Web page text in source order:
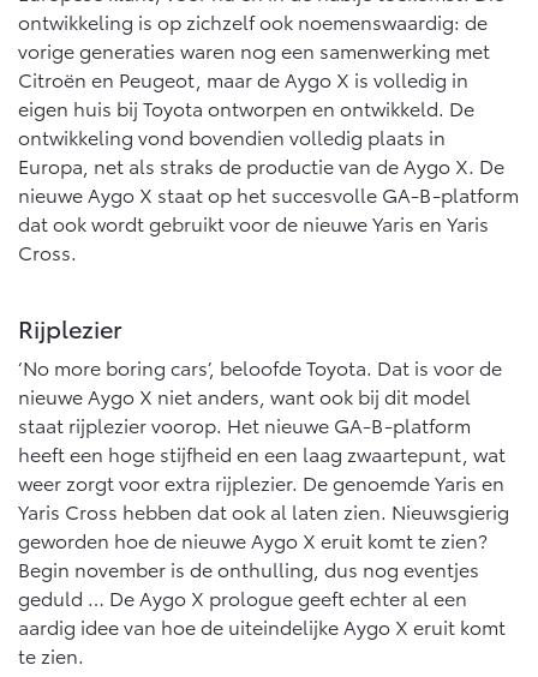
bZ4X
BATTERIJ-ELEKTRISCH
Vanaf € 39.995,-
bZ4X Touring
BATTERIJ-ELEKTRISCH
Vanaf € 48.995,-
WATERSTOF-ELEKTRISCH
Vanaf € 76.695,- Vanaf € 27.945,-
Proace (excl. BTW)
OOK ALS BATTERIJ-
ELEKTRISCH
Proace Verso
BATTERIJ-ELEKTRISCH
Navigatie updates
ontwikkeling is op zichzelf ook noemenswaardig: de
vorige generaties waren nog een samenwerking met
Citroën en Peugeot, maar de Aygo X is volledig in
eigen huis bij Toyota ontworpen en ontwikkeld. De
ontwikkeling vond bovendien volledig plaats in
Europa, net als straks de productie van de Aygo X. De
nieuwe Aygo X staat op het succesvolle GA-B-platform
dat ook wordt gebruikt voor de nieuwe Yaris en Yaris
Cross.
Rijplezier
‘No more boring cars’, beloofde Toyota. Dat is voor de
nieuwe Aygo X niet anders, want ook bij dit model
staat rijplezier voorop. Het nieuwe GA-B-platform
heeft een hoge stijfheid en een laag zwaartepunt, wat
weer zorgt voor extra rijplezier. De genoemde Yaris en
Yaris Cross hebben dat ook al laten zien. Nieuwsgierig
geworden hoe de nieuwe Aygo X eruit komt te zien?
Begin november is de onthulling, dus nog eventjes
geduld … De Aygo X prologue geeft echter al een
aardig idee van hoe de uiteindelijke Aygo X eruit komt
te zien.